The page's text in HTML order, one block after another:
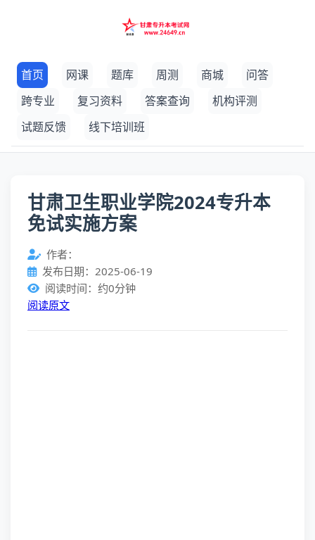
首页 网课 题库 周测 商城
问答
跨专业
复习资料 答案查询
机构评测
试题反馈
线下培训班
甘肃卫生职业学院2024专升本
免试实施方案
作者：
发布日期：2025-06-19
阅读时间：约0分钟
阅读原文